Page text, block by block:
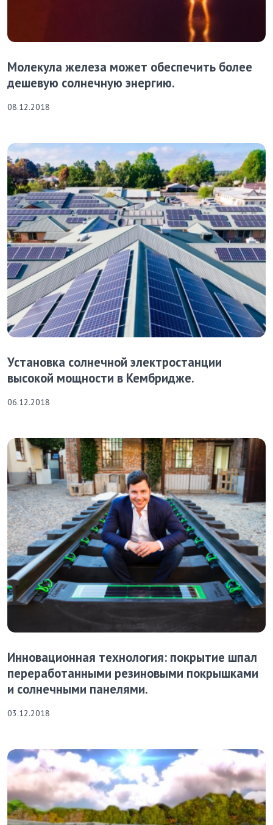
Молекула железа может обеспечить более
дешевую солнечную энергию.
08.12.2018
Установка солнечной электростанции
высокой мощности в Кембридже.
06.12.2018
Инновационная технология: покрытие шпал
переработанными резиновыми покрышками
и солнечными панелями.
03.12.2018